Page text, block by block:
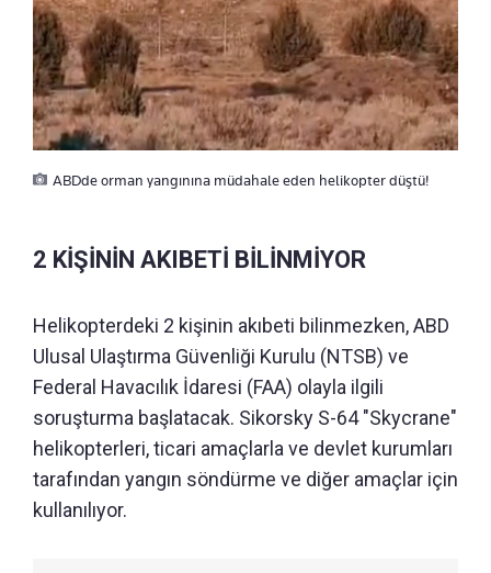
ABDde orman yangınına müdahale eden helikopter düştü!
2 KİŞİNİN AKIBETİ BİLİNMİYOR
Helikopterdeki 2 kişinin akıbeti bilinmezken, ABD
Ulusal Ulaştırma Güvenliği Kurulu (NTSB) ve
Federal Havacılık İdaresi (FAA) olayla ilgili
soruşturma başlatacak. Sikorsky S-64 "Skycrane"
helikopterleri, ticari amaçlarla ve devlet kurumları
tarafından yangın söndürme ve diğer amaçlar için
kullanılıyor.